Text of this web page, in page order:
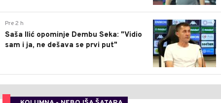
0
Pre 2 h
Saša Ilić opominje Dembu Seka: "Vidio
sam i ja, ne dešava se prvi put"